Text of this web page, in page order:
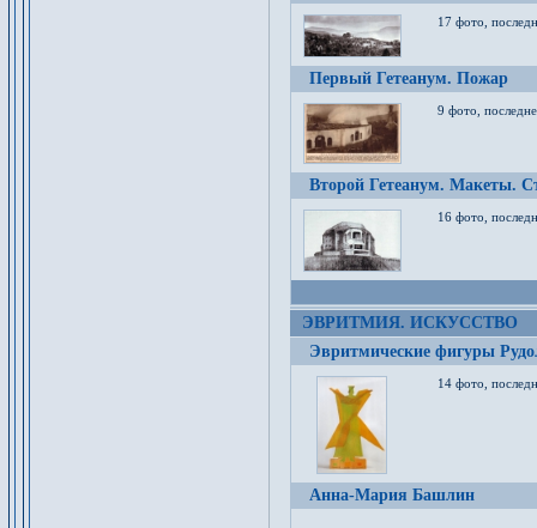
17 фото,
Первый Гетеанум. Пожар
9 фото,
Второй Гетеанум. Макеты.
16 фото,
ЭВРИТМИЯ. ИСКУССТВО
Эвритмические фигуры
14 фото,
Анна-Мария Башлин